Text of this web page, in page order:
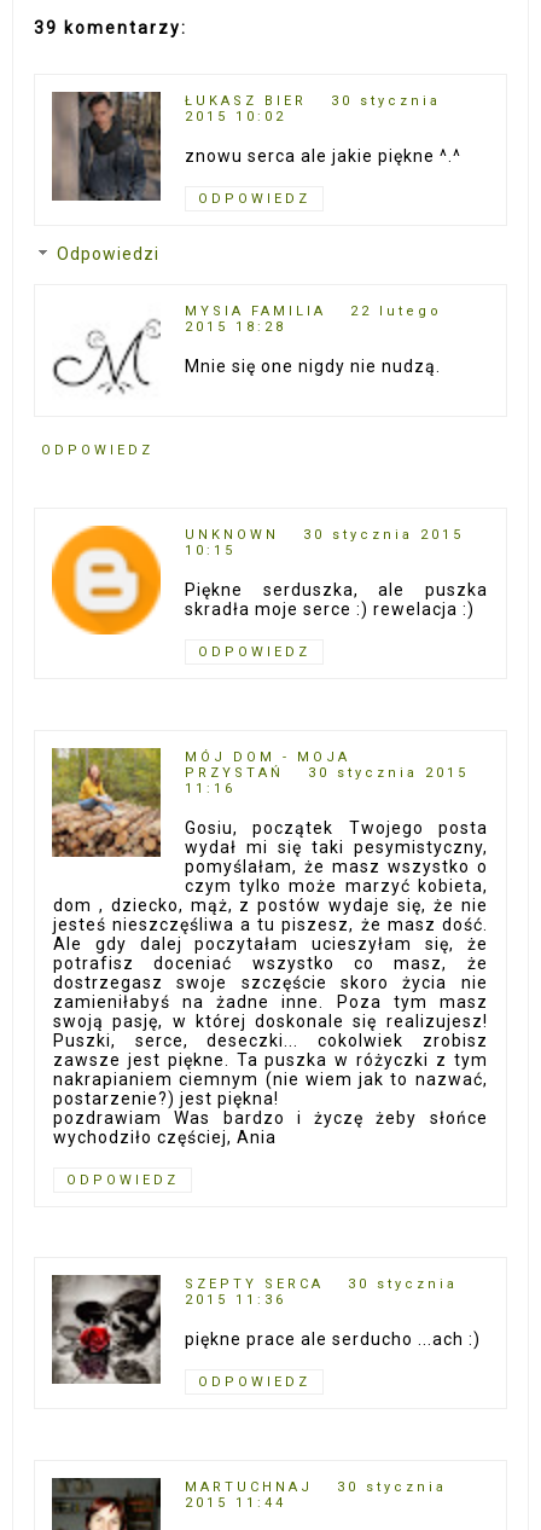
39 komentarzy:
ŁUKASZ BIER
30 stycznia
2015 10:02
znowu serca ale jakie piękne ^.^
ODPOWIEDZ
Odpowiedzi
MYSIA FAMILIA
22 lutego
2015 18:28
Mnie się one nigdy nie nudzą.
ODPOWIEDZ
UNKNOWN
30 stycznia 2015
10:15
Piękne serduszka, ale puszka
skradła moje serce :) rewelacja :)
ODPOWIEDZ
MÓJ DOM - MOJA
PRZYSTAŃ
30 stycznia 2015
11:16
Gosiu, początek Twojego posta
wydał mi się taki pesymistyczny,
pomyślałam, że masz wszystko o
czym tylko może marzyć kobieta,
dom , dziecko, mąż, z postów wydaje się, że nie
jesteś nieszczęśliwa a tu piszesz, że masz dość.
Ale gdy dalej poczytałam ucieszyłam się, że
potrafisz doceniać wszystko co masz, że
dostrzegasz swoje szczęście skoro życia nie
zamieniłabyś na żadne inne. Poza tym masz
swoją pasję, w której doskonale się realizujesz!
Puszki, serce, deseczki... cokolwiek zrobisz
zawsze jest piękne. Ta puszka w różyczki z tym
nakrapianiem ciemnym (nie wiem jak to nazwać,
postarzenie?) jest piękna!
pozdrawiam Was bardzo i życzę żeby słońce
wychodziło częściej, Ania
ODPOWIEDZ
SZEPTY SERCA
30 stycznia
2015 11:36
piękne prace ale serducho ...ach :)
ODPOWIEDZ
MARTUCHNAJ
30 stycznia
2015 11:44